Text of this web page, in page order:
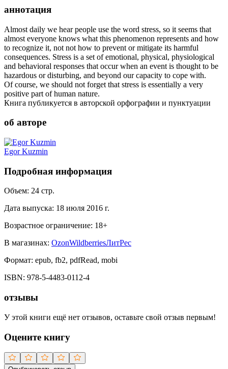
аннотация
Almost daily we hear people use the word stress, so it seems that
almost everyone knows what this phenomenon represents and how
to recognize it, not not how to prevent or mitigate its harmful
consequences. Stress is a set of emotional, physical, physiological
and behavioral responses that occur when an event is thought to be
hazardous or disturbing, and beyond our capacity to cope with.
Of course, we should not forget that stress is essentially a very
positive part of human nature.
Книга публикуется в авторской орфографии и пунктуации
об авторе
Egor Kuzmin
Подробная информация
Объем: 24 стр.
Дата выпуска: 18 июля 2016 г.
Возрастное ограничение: 18+
В магазинах: OzonWildberriesЛитРес
Формат: epub, fb2, pdfRead, mobi
ISBN: 978-5-4483-0112-4
отзывы
У этой книги ещё нет отзывов, оставьте свой отзыв первым!
Оцените книгу